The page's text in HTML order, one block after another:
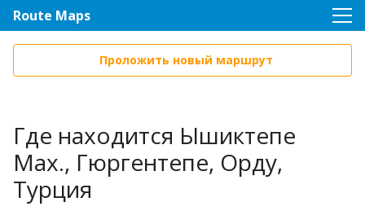
Route Maps
Проложить новый маршрут
Где находится Ышиктепе
Мах., Гюргентепе, Орду,
Турция